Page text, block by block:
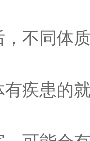
不同体
疾患的